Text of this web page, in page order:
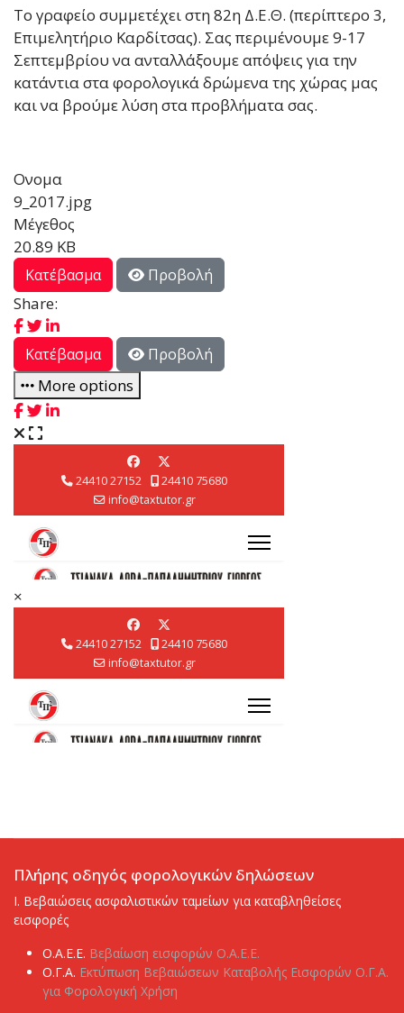
Tο γραφείο συμμετέχει στη 82η Δ.Ε.Θ. (περίπτερο 3,
Επιμελητήριο Καρδίτσας). Σας περιμένουμε 9-17
Σεπτεμβρίου να ανταλλάξουμε απόψεις για την
κατάντια στα φορολογικά δρώμενα της χώρας μας
και να βρούμε λύση στα προβλήματα σας.
Ονομα
9_2017.jpg
Μέγεθος
20.89 KB
Κατέβασμα Προβολή
Share:
Κατέβασμα Προβολή
More options
×
Πλήρης οδηγός φορολογικών δηλώσεων
I. Βεβαιώσεις ασφαλιστικών ταμείων για καταβληθείσες
εισφορές
Ο.Α.Ε.Ε. Βεβαίωση εισφορών Ο.Α.Ε.Ε.
Ο.Γ.Α. Εκτύπωση Βεβαιώσεων Καταβολής Εισφορών Ο.Γ.Α.
για Φορολογική Χρήση